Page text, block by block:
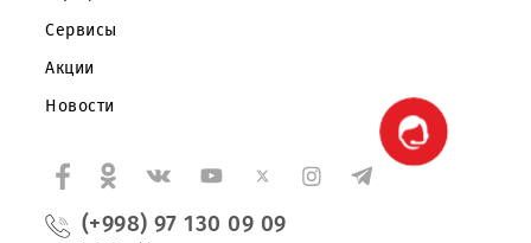
Партнерам
Правовая информация
Публичная оферта
Тарифы